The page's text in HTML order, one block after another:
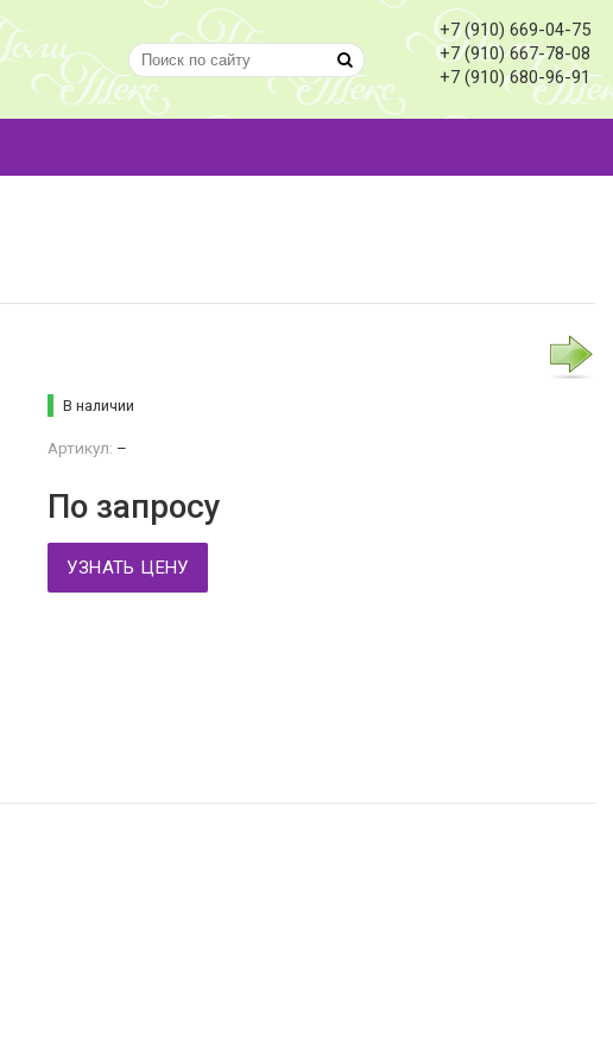
+7 (910) 669-04-75
+7 (910) 667-78-08
+7 (910) 680-96-91
В наличии
Артикул: –
По запросу
УЗНАТЬ ЦЕНУ